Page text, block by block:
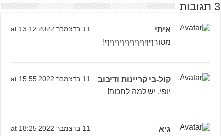
3 תגובות
איתי 11 בדצמבר 2022 at 13:12
מטורףףףףףףףףףף!
קול-בי קריינות ודיבוב 11 בדצמבר 2022 at 15:55
יופי, יש למה לחכות!
גיא 11 בדצמבר 2022 at 18:25